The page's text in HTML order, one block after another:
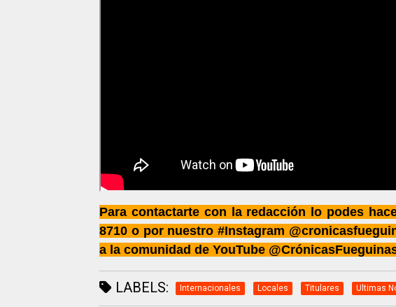
Para contactarte con la redacción lo podes
8710 o por nuestro #Instagram
a la comunidad de YouTube
LABELS: Internacionales Locales Titulares Ultimas